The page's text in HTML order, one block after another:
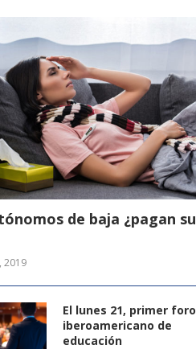
de baja ¿pagan su
2019
El lunes 21, primer foro
iberoamericano de
educación